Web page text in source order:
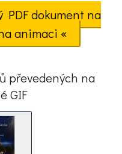
PDF dokument na
animaci «
převedených na
GIF